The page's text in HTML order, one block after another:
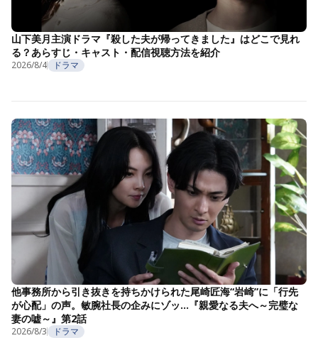
山下美月主演ドラマ『殺した夫が帰ってきました』はどこで見れ
る？あらすじ・キャスト・配信視聴方法を紹介
2026/8/4 ドラマ
他事務所から引き抜きを持ちかけられた尾崎匠海“岩崎”に「行先
が心配」の声。敏腕社長の企みにゾッ…『親愛なる夫へ～完璧な
妻の嘘～』第2話
2026/8/3 ドラマ